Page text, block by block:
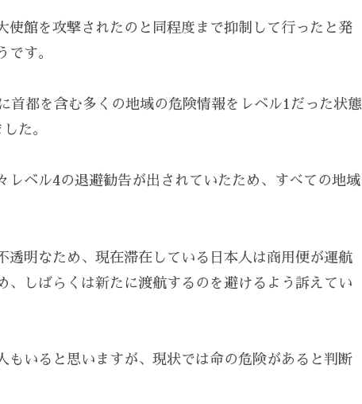
館を攻撃されたのと同程度まで抑制して行ったと発
です。
首都を含む多くの地域の危険情報をレベル1だった状態
た。
ベル4の退避勧告が出されていたため、すべての地域
明なため、現在滞在している日本人は商用便が運航
、しばらくは新たに渡航するのを避けるよう訴えてい
いると思いますが、現状では命の危険があると判断